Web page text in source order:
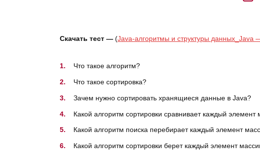
Скачать тест — (Java-алгоритмы и структуры
Что такое алгоритм?
Что такое сортировка?
Зачем нужно сортировать хранящиеся данные в Java?
Какой алгоритм сортировки сравнивает каждый
Какой алгоритм поиска перебирает каждый элемент
Какой алгоритм сортировки берет каждый элемент